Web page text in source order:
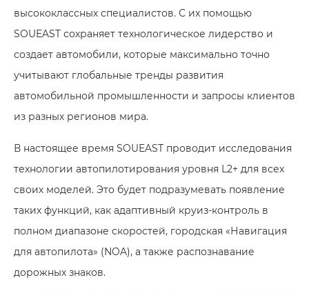
высококлассных специалистов. С их помощью
SOUEAST сохраняет технологическое лидерство и
создает автомобили, которые максимально точно
учитывают глобальные тренды развития
автомобильной промышленности и запросы клиентов
из разных регионов мира.
В настоящее время SOUEAST проводит исследования
технологии автопилотирования уровня L2+ для всех
своих моделей. Это будет подразумевать появление
таких функций, как адаптивный круиз-контроль в
полном диапазоне скоростей, городская «Навигация
для автопилота» (NOA), а также распознавание
дорожных знаков.